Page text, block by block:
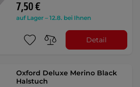
7,50 €
auf Lager – 12.8. bei Ihnen
Detail
Oxford Deluxe Merino Black
Halstuch